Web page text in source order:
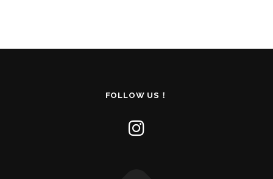
FOLLOW US！